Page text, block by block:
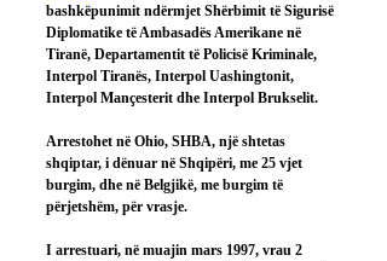
bashkëpunimit ndërmjet Shërbimit të Sigurisë
Diplomatike të Ambasadës Amerikane në
Tiranë, Departamentit të Policisë Kriminale,
Interpol Tiranës, Interpol Uashingtonit,
Interpol Mançesterit dhe Interpol Brukselit.
Arrestohet në Ohio, SHBA, një shtetas
shqiptar, i dënuar në Shqipëri, me 25 vjet
burgim, dhe në Belgjikë, me burgim të
përjetshëm, për vrasje.
I arrestuari, në muajin mars 1997, vrau 2